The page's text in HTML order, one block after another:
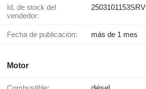
Id. de stock del
vendedor:
2503101153SRV
Fecha de publicación: más de 1 mes
Motor